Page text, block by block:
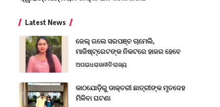
Latest News
ଜେଲ୍ ଗଲେ ସରପଞ୍ଚ ଚାମେଲି,
ମାଜିଷ୍ଟ୍ରେଟଙ୍କ ନିକଟରେ ହାଜର ହେବେ
ଅପରାଧରାଜନୀତିରାଜ୍ୟ
କାଠଯୋଡ଼ିରୁ ଡାକ୍ତରୀ ଛାତ୍ରୀଙ୍କ ମୃତଦେହ
ମିଳିବା ଘଟଣା